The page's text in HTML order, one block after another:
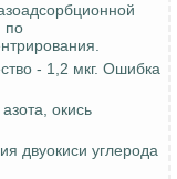
по
- 1,2 мкг. Ошибка
окись
двуокиси углерода